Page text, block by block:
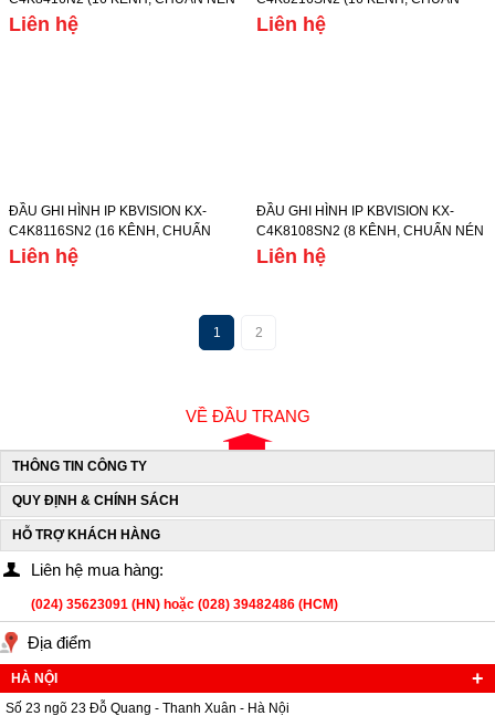
HÌNH ẢNH H.265/H.264, Ổ CỨNG
Liên hệ
NÉN HÌNH ẢNH
H.265+/H.265/H.264+/H.264, Ổ
Liên hệ
ĐẦU GHI HÌNH IP KBVISION KX-
C4K8116SN2 (16 KÊNH, CHUẨN
NÉN HÌNH ẢNH
H.265+/H.265/H.264+/H.264, Ổ
Liên hệ
ĐẦU GHI HÌNH IP KBVISION KX-
C4K8108SN2 (8 KÊNH, CHUẨN NÉN
HÌNH ẢNH
H.265+/H.265/H.264+/H.264, Ổ
Liên hệ
1 2
VỀ ĐẦU TRANG
THÔNG TIN CÔNG TY
QUY ĐỊNH & CHÍNH SÁCH
HỖ TRỢ KHÁCH HÀNG
Liên hệ mua hàng:
(024) 35623091 (HN) hoặc (028) 39482486 (HCM)
Địa điểm
HÀ NỘI
Số 23 ngõ 23 Đỗ Quang - Thanh Xuân - Hà Nội